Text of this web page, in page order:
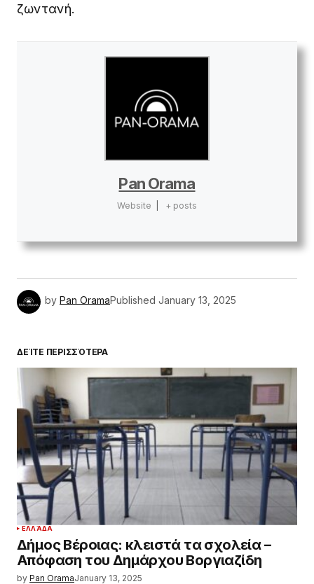
ζωντανή.
Pan Orama
Website + posts
by Pan OramaPublished January 13, 2025
ΔΕΊΤΕ ΠΕΡΙΣΣΌΤΕΡΑ
ΕΛΛΆΔΑ
Δήμος Βέροιας: κλειστά τα σχολεία –
Απόφαση του Δημάρχου Βοργιαζίδη
by Pan OramaJanuary 13, 2025